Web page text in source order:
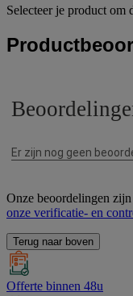
Selecteer je product om
Onze beoordelingen
onze verificatie- en
Terug naar boven
Offerte binnen 48u